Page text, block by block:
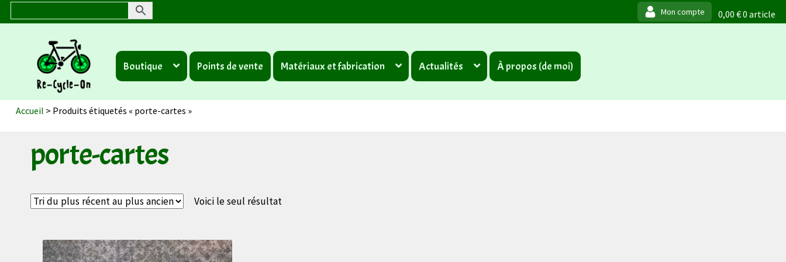
0,00 €0 article
Aller
la
navigation
Aller
au
contenu
Boutique Points de vente Matériaux et fabrication Actualités À propos (de moi)
Accueil > Produits étiquetés « porte-cartes »
porte-cartes
Voici le seul résultat